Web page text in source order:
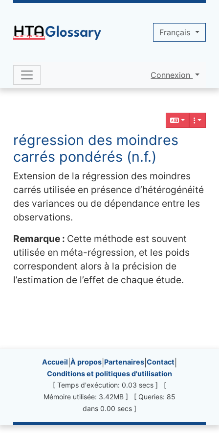
Navigation and related functionality
régression des moindres
carrés pondérés (n.f.)
Extension de la régression des moindres
carrés utilisée en présence d’hétérogénéité
des variances ou de dépendance entre les
observations.
Remarque : Cette méthode est souvent
utilisée en méta-régression, et les poids
correspondent alors à la précision de
l’estimation de l’effet de chaque étude.
Site information, links, etc.
Accueil À propos Partenaires Contact
Conditions et politiques d'utilisation
[ Temps d'exécution: 0.03 secs ] [
Mémoire utilisée: 3.42MB ] [ Queries: 85
dans 0.00 secs ]
Site identity, navigation, etc.
Connexion
Français